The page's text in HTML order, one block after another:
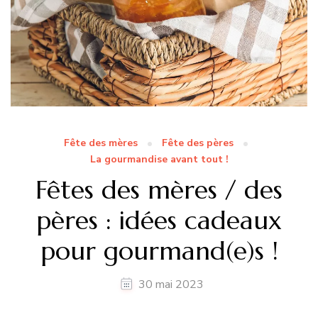
Fête des mères
Fête des pères
La gourmandise avant tout !
Fêtes des mères / des
pères : idées cadeaux
pour gourmand(e)s !
30 mai 2023